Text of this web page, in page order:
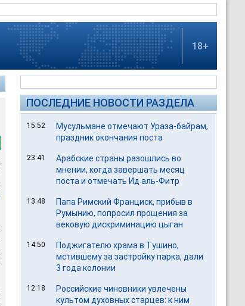
18+
ПОСЛЕДНИЕ НОВОСТИ РАЗДЕЛА
15:52
Мусульмане отмечают Ураза-байрам,
праздник окончания поста
23:41
Арабские страны разошлись во
мнении, когда завершать месяц
поста и отмечать Ид аль-Фитр
13:48
Папа Римский Франциск, прибыв в
Румынию, попросил прощения за
вековую дискриминацию цыган
14:50
Поджигателю храма в Тушино,
мстившему за застройку парка, дали
3 года колонии
12:18
Российские чиновники увлечены
культом духовных старцев: к ним